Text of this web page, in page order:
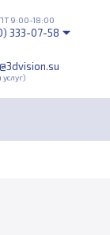
услуг)
9:00-18:00
333-07-58